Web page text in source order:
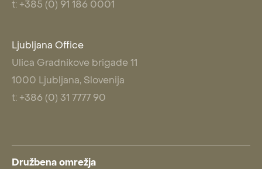
t: +385 (0) 91 186 0001
Ljubljana Office
Ulica Gradnikove brigade 11
1000 Ljubljana, Slovenija
t: +386 (0) 31 7777 90
Družbena omrežja